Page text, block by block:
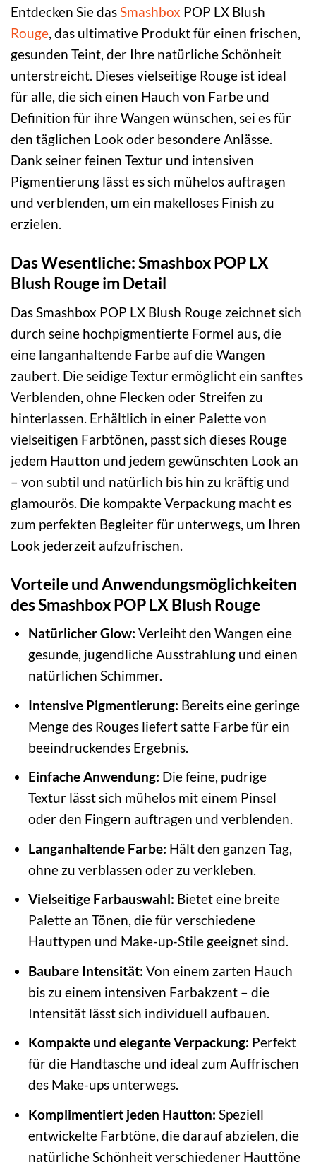
Entdecken Sie dasSmashbox POP LX Blush
Rouge, das ultimative Produkt für einen frischen,
gesunden Teint, der Ihre natürliche Schönheit
unterstreicht. Dieses vielseitige Rouge ist ideal
für alle, die sich einen Hauch von Farbe und
Definition für ihre Wangen wünschen, sei es für
den täglichen Look oder besondere Anlässe.
Dank seiner feinen Textur und intensiven
Pigmentierung lässt es sich mühelos auftragen
und verblenden, um ein makelloses Finish zu
erzielen.
Das Wesentliche: Smashbox POP LX
Blush Rouge im Detail
Das Smashbox POP LX Blush Rouge zeichnet sich
durch seine hochpigmentierte Formel aus, die
eine langanhaltende Farbe auf die Wangen
zaubert. Die seidige Textur ermöglicht ein sanftes
Verblenden, ohne Flecken oder Streifen zu
hinterlassen. Erhältlich in einer Palette von
vielseitigen Farbtönen, passt sich dieses Rouge
jedem Hautton und jedem gewünschten Look an
– von subtil und natürlich bis hin zu kräftig und
glamourös. Die kompakte Verpackung macht es
zum perfekten Begleiter für unterwegs, um Ihren
Look jederzeit aufzufrischen.
Vorteile und Anwendungsmöglichkeiten
des Smashbox POP LX Blush Rouge
Natürlicher Glow: Verleiht den Wangen eine
gesunde, jugendliche Ausstrahlung und einen
natürlichen Schimmer.
Intensive Pigmentierung: Bereits eine geringe
Menge des Rouges liefert satte Farbe für ein
beeindruckendes Ergebnis.
Einfache Anwendung: Die feine, pudrige
Textur lässt sich mühelos mit einem Pinsel
oder den Fingern auftragen und verblenden.
Langanhaltende Farbe: Hält den ganzen Tag,
ohne zu verblassen oder zu verkleben.
Vielseitige Farbauswahl: Bietet eine breite
Palette an Tönen, die für verschiedene
Hauttypen und Make-up-Stile geeignet sind.
Baubare Intensität: Von einem zarten Hauch
bis zu einem intensiven Farbakzent – die
Intensität lässt sich individuell aufbauen.
Kompakte und elegante Verpackung: Perfekt
für die Handtasche und ideal zum Auffrischen
des Make-ups unterwegs.
Komplimentiert jeden Hautton: Speziell
entwickelte Farbtöne, die darauf abzielen, die
natürliche Schönheit verschiedener Hauttöne